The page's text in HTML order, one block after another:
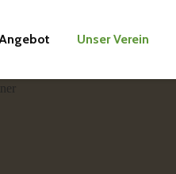
Unser Verein